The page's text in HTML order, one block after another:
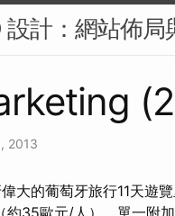
設計：網站佈
2013
大的葡萄牙旅行11天
約35歐元/人），單一附